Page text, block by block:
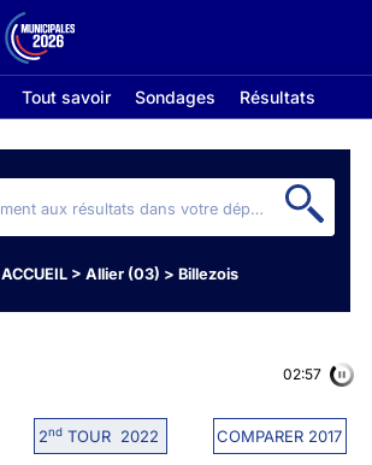
Tout savoir Sondages Résultats
ACCUEIL> Allier (03) > Billezois
2ndTOUR 2022 COMPARER 2017
02:56